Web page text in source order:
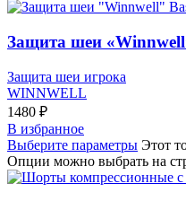
Защита шеи
Защита шеи игрока
WINNWELL
1480 ₽
В избранное
Выберите параметры Этот
Опции можно выбрать на